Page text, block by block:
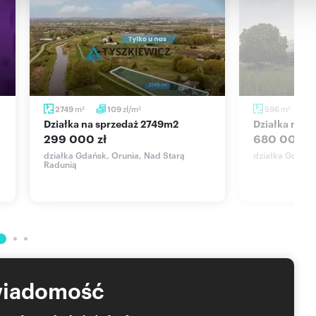
negocjować cenę?
2749 m2 109zł/m2
działka na sprzedaż 2749m2
299 000 zł
działka Gdańsk, Orunia, Nad Starą
Radunią
596 m 2
działka na
680 000 zł
działka